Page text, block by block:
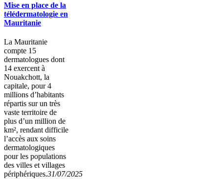
Mise en place de la
télédermatologie en
Mauritanie
La Mauritanie
compte 15
dermatologues dont
14 exercent à
Nouakchott, la
capitale, pour 4
millions d’habitants
répartis sur un très
vaste territoire de
plus d’un million de
km², rendant difficile
l’accès aux soins
dermatologiques
pour les populations
des villes et villages
périphériques.31/07/2025